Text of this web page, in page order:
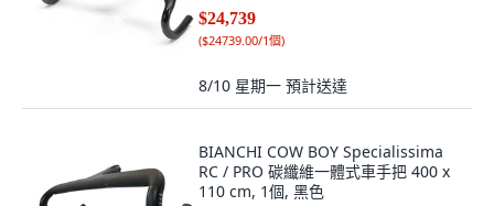
$24,739
($24739.00/1個)
8/10 星期一 預計送達
BIANCHI COW BOY Specialissima
RC / PRO 碳纖維一體式車手把 400 x
110 cm, 1個, 黑色